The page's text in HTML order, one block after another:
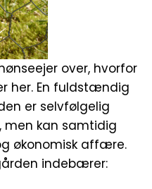
over, hvorfor
her. En fuldstændig
er selvfølgelig
men kan samtidig
økonomisk affære.
indebærer: